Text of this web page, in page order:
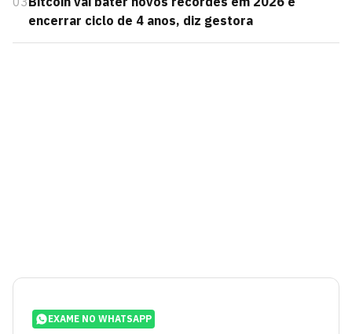
encerrar ciclo de 4 anos, diz gestora
EXAME NO WHATSAPP